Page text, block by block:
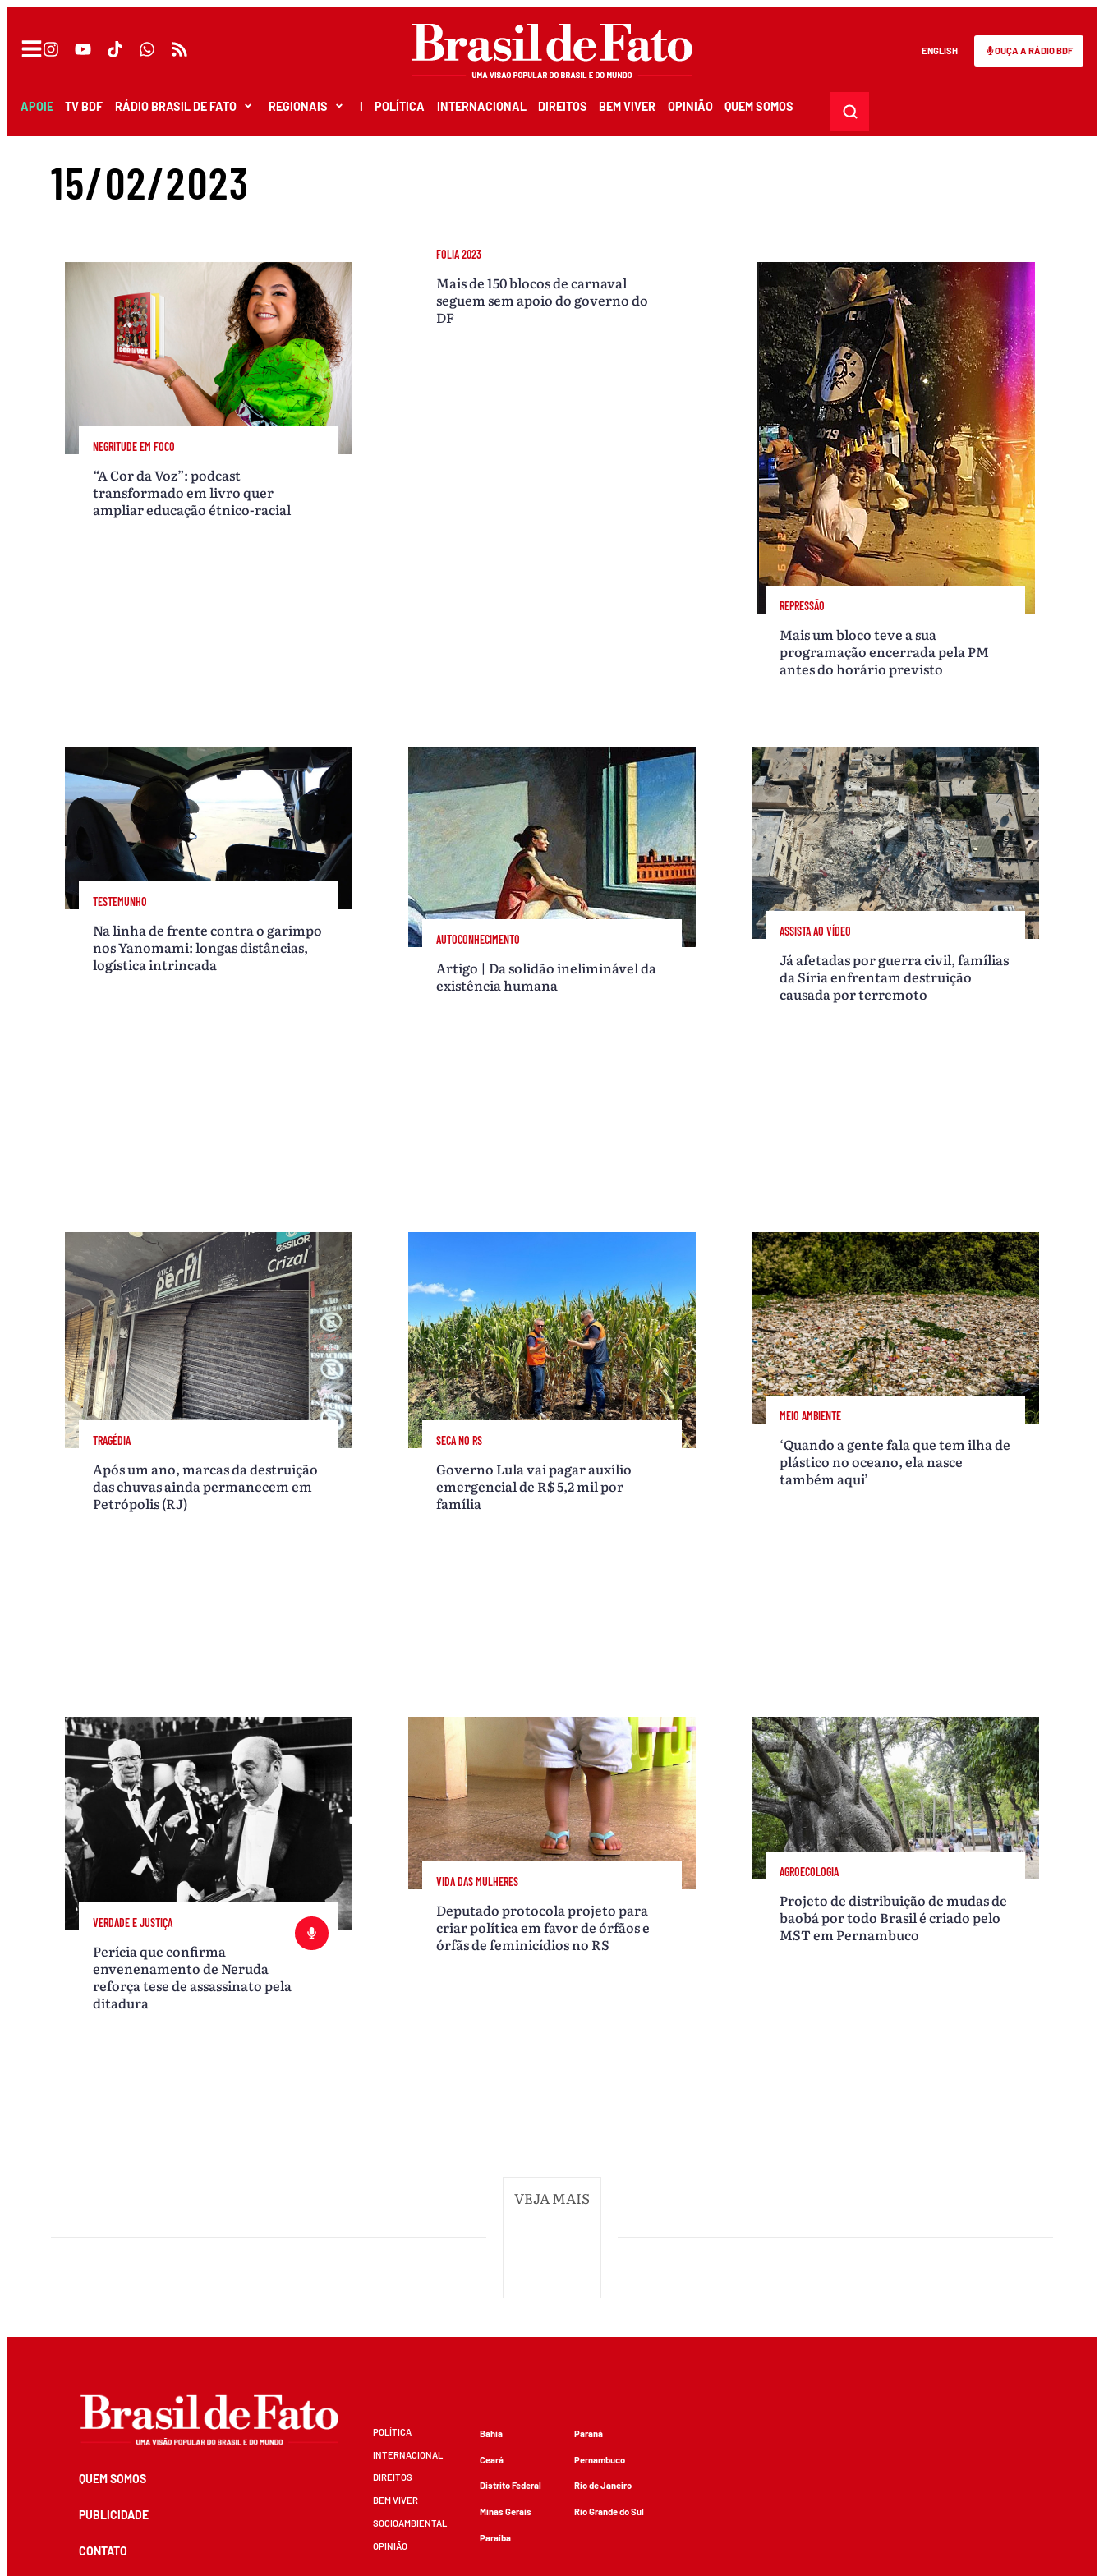
ENGLISH OUÇA A RÁDIO BDF
APOIE TV BDF RÁDIO BRASIL DE FATO REGIONAIS I POLÍTICA INTERNACIONAL DIREITOS BEM VIVER OPINIÃO QUEM SOMOS
15/02/2023
NEGRITUDE EM FOCO
“A Cor da Voz”: podcast
transformado em livro quer
ampliar educação étnico-racial
FOLIA 2023
Mais de 150 blocos de carnaval
seguem sem apoio do governo do
DF
REPRESSÃO
Mais um bloco teve a sua
programação encerrada pela PM
antes do horário previsto
TESTEMUNHO
Na linha de frente contra o garimpo
nos Yanomami: longas distâncias,
logística intrincada
AUTOCONHECIMENTO
Artigo | Da solidão ineliminável da
existência humana
ASSISTA AO VÍDEO
Já afetadas por guerra civil, famílias
da Síria enfrentam destruição
causada por terremoto
TRAGÉDIA
Após um ano, marcas da destruição
das chuvas ainda permanecem em
Petrópolis (RJ)
SECA NO RS
Governo Lula vai pagar auxílio
emergencial de R$ 5,2 mil por
família
MEIO AMBIENTE
‘Quando a gente fala que tem ilha de
plástico no oceano, ela nasce
também aqui’
VERDADE E JUSTIÇA
Perícia que confirma
envenenamento de Neruda
reforça tese de assassinato pela
ditadura
VIDA DAS MULHERES
Deputado protocola projeto para
criar política em favor de órfãos e
órfãs de feminicídios no RS
AGROECOLOGIA
Projeto de distribuição de mudas de
baobá por todo Brasil é criado pelo
MST em Pernambuco
VEJA MAIS
QUEM SOMOS
PUBLICIDADE
CONTATO
POLÍTICA
INTERNACIONAL
DIREITOS
BEM VIVER
SOCIOAMBIENTAL
OPINIÃO
Bahia
Ceará
Distrito Federal
Minas Gerais
Paraíba
Paraná
Pernambuco
Rio de Janeiro
Rio Grande do Sul